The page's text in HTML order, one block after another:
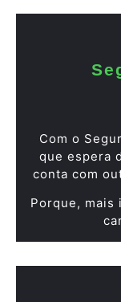
Com o
que espera
conta com
Porque, mais